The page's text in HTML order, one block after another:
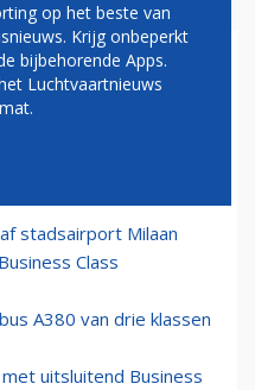
stoelen uit A320neo’s,
stadsairport Milaan
Class
A380 van drie klassen
uitsluitend Business
op het beste van
Krijg onbeperkt
bijbehorende Apps.
Luchtvaartnieuws